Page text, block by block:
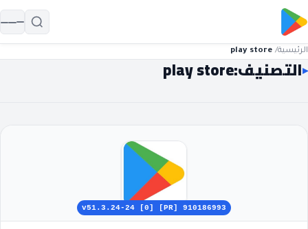
الرئيسية play store
التصنيف:play store
v51.3.24-24 [0] [PR] 910186993